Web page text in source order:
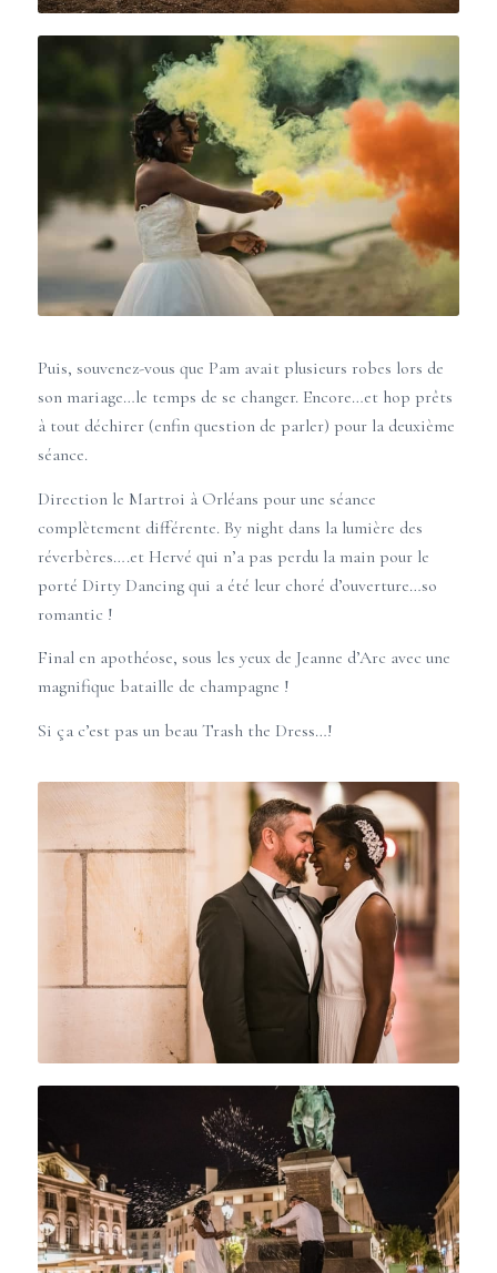
Puis, souvenez-vous que Pam avait plusieurs robes lors de
son mariage…le temps de se changer. Encore…et hop prêts
à tout déchirer (enfin question de parler) pour la deuxième
séance.
Direction le Martroi à Orléans pour une séance
complètement différente. By night dans la lumière des
réverbères….et Hervé qui n’a pas perdu la main pour le
porté Dirty Dancing qui a été leur choré d’ouverture…so
romantic !
Final en apothéose, sous les yeux de Jeanne d’Arc avec une
magnifique bataille de champagne !
Si ça c’est pas un beau Trash the Dress…!